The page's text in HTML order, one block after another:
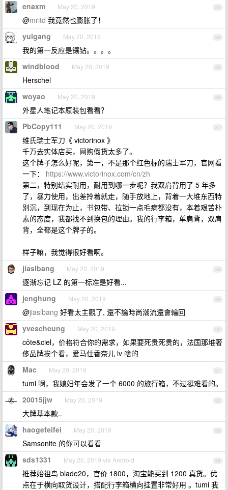
83
enaxm May 20, 2019
@mritd 我竟然也膨胀了！
84
yulgang May 20, 2019
我的第一反应是镶钻。。。。
85
windblood May 20, 2019
Herschel
86
woyao May 20, 2019
外星人笔记本原装包看看？
87
PbCopy111 May 20, 2019
维氏瑞士军刀《 victorinox 》
千万去实体店买，网购假货太多了。
这个牌子怎么好呢，第一，不是那个红色标的瑞士军刀，官网看
一下： https://www.victorinox.com/cn/zh
第二，特别结实耐用，耐用到哪一步呢？我双肩背用了 5 年多
了，暴力使用，出差拎着就走，随手放地上，背着一大堆东西特
别沉，到现在为止，书包带、拉锁一点毛病都没有，本着艰苦朴
素的态度，我都找不到换包的理由。我的行李箱，单肩背，双肩
背，全都是这个牌子的。
样子嘛，我觉得很好看啊。
88
jiaslbang May 20, 2019
逐渐忘记 LZ 的第一标准是好看...
89
jenghung May 20, 2019
@jiaslbang 好看太主觀了, 還不論時尚潮流還會輪回
90
yvescheung May 20, 2019
côte&ciel，价格符合你的需求，如果要死贵死贵的，法国那堆奢
侈品牌挨个看，爱马仕香奈儿 lv 啥的
91
Mac May 20, 2019
tumi 啊，我媳妇年会发了一个 6000 的旅行箱，不过挺难看的。
92
20015jjw May 20, 2019
大牌基本款..
93
haogefeifei May 20, 2019
Samsonite 的你可以看看
94
sds1331 May 20, 2019 via Android
推荐始祖鸟 blade20，官价 1800，淘宝能买到 1200 真货。优
点在于横向取货设计，搭配行李箱横向挂置非常好用 。tumi 我